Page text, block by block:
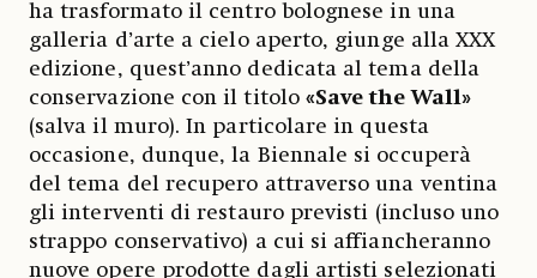
ha trasformato il centro bolognese in una
galleria d’arte a cielo aperto, giunge alla XXX
edizione, quest’anno dedicata al tema della
conservazione con il titolo«Save the Wall»
(salva il muro). In particolare in questa
occasione, dunque, la Biennale si occuperà
del tema del recupero attraverso una ventina
gli interventi di restauro previsti (incluso uno
strappo conservativo) a cui si affiancheranno
nuove opere prodotte dagli artisti selezionati